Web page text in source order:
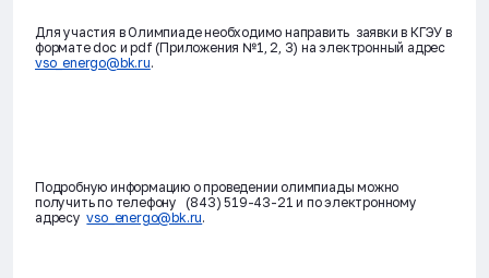
Для участия в Олимпиаде необходимо направить заявки в КГЭУ в
формате doc и pdf (Приложения №1, 2, 3) на электронный адрес
vso_energo@bk.ru.
Подробную информацию о проведении олимпиады можно
получить по телефону (843) 519-43-21 и по электронному
адресуvso_energo@bk.ru.